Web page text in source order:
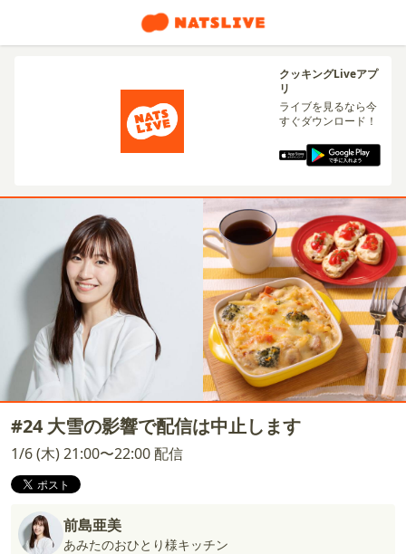
クッキングLiveアプ
リ
ライブを見るなら今
すぐダウンロード！
#24 大雪の影響で配信は中止します
1/6 (木) 21:00〜22:00 配信
前島亜美
あみたのおひとり様キッチン